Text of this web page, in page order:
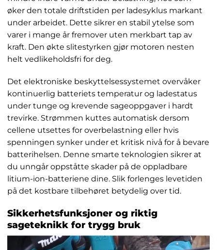
øker den totale driftstiden per ladesyklus markant
under arbeidet. Dette sikrer en stabil ytelse som
varer i mange år fremover uten merkbart tap av
kraft. Den økte slitestyrken gjør motoren nesten
helt vedlikeholdsfri for deg.
Det elektroniske beskyttelsessystemet overvåker
kontinuerlig batteriets temperatur og ladestatus
under tunge og krevende sageoppgaver i hardt
trevirke. Strømmen kuttes automatisk dersom
cellene utsettes for overbelastning eller hvis
spenningen synker under et kritisk nivå for å bevare
batterihelsen. Denne smarte teknologien sikrer at
du unngår oppståtte skader på de oppladbare
litium-ion-batteriene dine. Slik forlenges levetiden
på det kostbare tilbehøret betydelig over tid.
Sikkerhetsfunksjoner og riktig
sageteknikk for trygg bruk